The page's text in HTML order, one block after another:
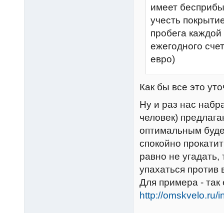
имеет
учесть
пробега
ежегодного
евро)
Как бы все это
Ну и раз нас
человек)
оптимальным
спокойно
равно не
упахаться
Для примера -
http://